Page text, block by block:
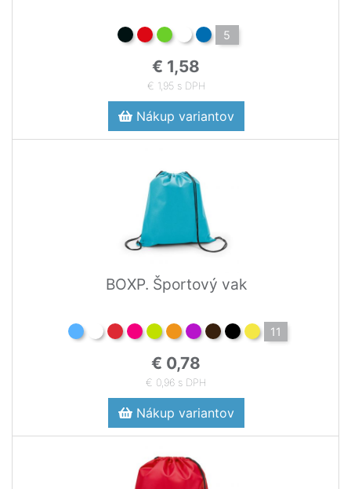
5
€ 1,58
€ 1,95 s DPH
Nákup variantov
BOXP. Športový vak
11
€ 0,78
€ 0,96 s DPH
Nákup variantov